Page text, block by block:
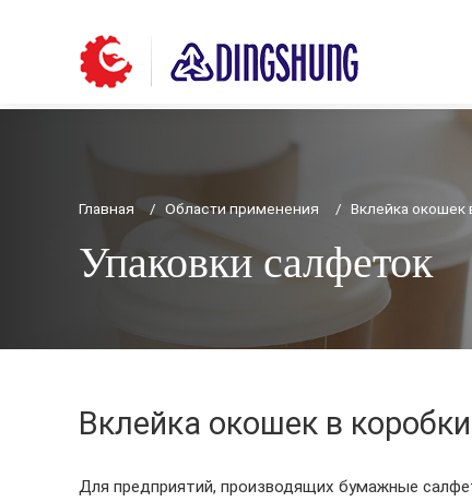
Главная Области применения Вклейка окошек
Упаковки салфеток
Вклейка окошек в
Для предприятий, производящих бумажные